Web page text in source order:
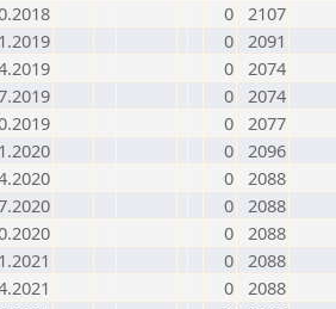
0 2107
0 2091
0 2074
0 2074
0 2077
0 2096
0 2088
0 2088
0 2088
0 2088
0 2088